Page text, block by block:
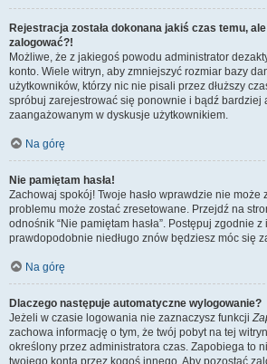
Rejestracja została dokonana jakiś czas temu,
zalogować?!
Możliwe, że z jakiegoś powodu administrator
konto. Wiele witryn, aby zmniejszyć rozmiar bazy
użytkowników, którzy nic nie pisali przez dłuższy
spróbuj zarejestrować się ponownie i bądź bardziej
zaangażowanym w dyskusje użytkownikiem.
Na górę
Nie pamiętam hasła!
Zachowaj spokój! Twoje hasło wprawdzie nie może
problemu może zostać zresetowane. Przejdź na
odnośnik “Nie pamiętam hasła”. Postępuj zgodnie
prawdopodobnie niedługo znów będziesz móc się
Na górę
Dlaczego następuje automatyczne wylogowanie?
Jeżeli w czasie logowania nie zaznaczysz funkcji
zachowa informację o tym, że twój pobyt na tej
określony przez administratora czas. Zapobiega to
twojego konta przez kogoś innego. Aby pozostać